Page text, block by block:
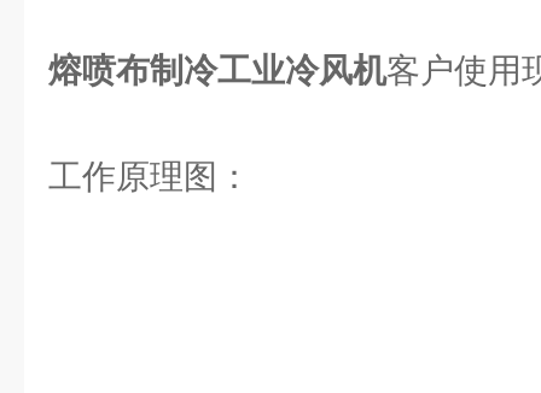
熔喷布制冷工业冷风机客户使用
工作原理图：